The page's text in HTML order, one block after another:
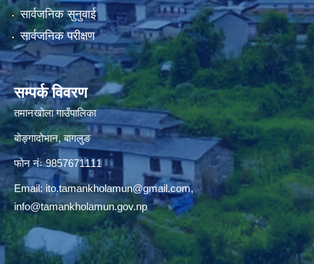
सार्वजनिक सुनुवाई
सार्वजनिक परीक्षण
सम्पर्क विवरण
तमानखोला गाउँपालिका
बोङ्गादोभान, बागलुङ
फोन नंः 9857671111
Email: ito.tamankholamun@gmail.com,
info@tamankholamun.gov.np